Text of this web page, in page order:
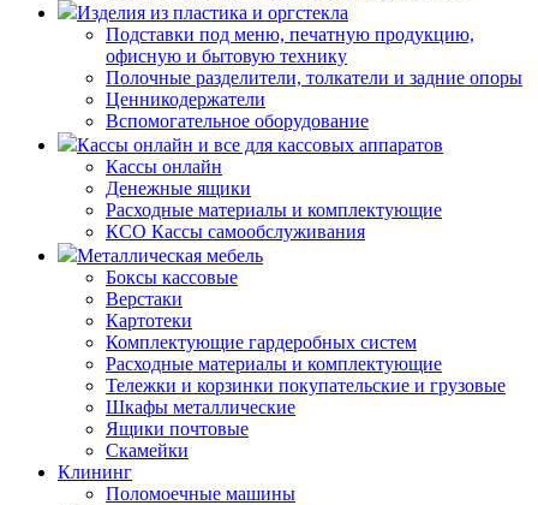
Изделия из пластика и оргстекла
Подставки под меню, печатную продукцию,
офисную и бытовую технику
Полочные разделители, толкатели и задние опоры
Ценникодержатели
Вспомогательное оборудование
Кассы онлайн и все для кассовых аппаратов
Кассы онлайн
Денежные ящики
Расходные материалы и комплектующие
КСО Кассы самообслуживания
Металлическая мебель
Боксы кассовые
Верстаки
Картотеки
Комплектующие гардеробных систем
Расходные материалы и комплектующие
Тележки и корзинки покупательские и грузовые
Шкафы металлические
Ящики почтовые
Скамейки
Клининг
Поломоечные машины